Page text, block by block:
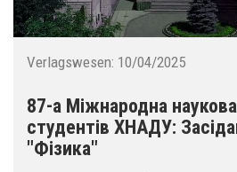
Verlagswesen: 10/04/2025
87-а Міжнародна
студентів ХНАДУ:
"Фізика"